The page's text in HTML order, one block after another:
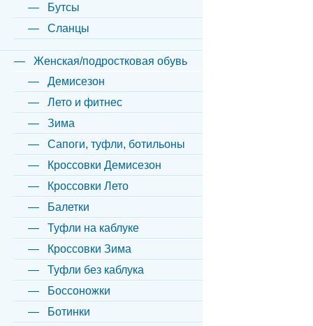
Бутсы
Сланцы
Женская/подростковая обувь
Демисезон
Лето и фитнес
Зима
Сапоги, туфли, ботильоны
Кроссовки Демисезон
Кроссовки Лето
Балетки
Туфли на каблуке
Кроссовки Зима
Туфли без каблука
Боссоножки
Ботинки